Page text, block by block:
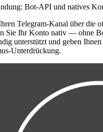
Bot-API und natives
Telegram-Kanal über die
Sie Ihr Konto nativ — ohne
unterstützt und geben
Unterdrückung.